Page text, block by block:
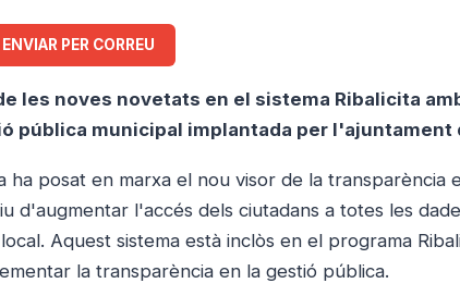
PER CORREU
les noves novetats en el sistema Ribalicita
pública municipal implantada per l'ajuntament
ha posat en marxa el nou visor de la transparència
d'augmentar l'accés dels ciutadans a totes les
Aquest sistema està inclòs en el programa
la transparència en la gestió pública.